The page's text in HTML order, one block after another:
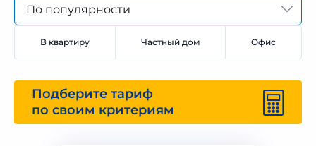
По популярности
В квартиру Частный дом Офис
Подберите тариф
по своим критериям